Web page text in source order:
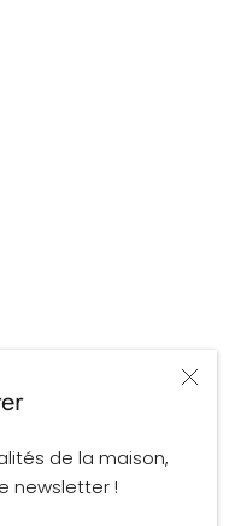
de la maison,
newsletter !